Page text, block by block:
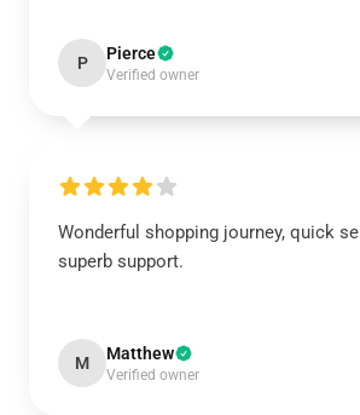
P Pierce
Verified owner
Wonderful shopping journey, quick
superb support.
M Matthew
Verified owner